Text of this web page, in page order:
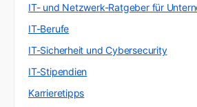
IT- und Netzwerk-Ratgeber für
IT-Berufe
IT-Sicherheit und Cybersecurity
IT-Stipendien
Karrieretipps